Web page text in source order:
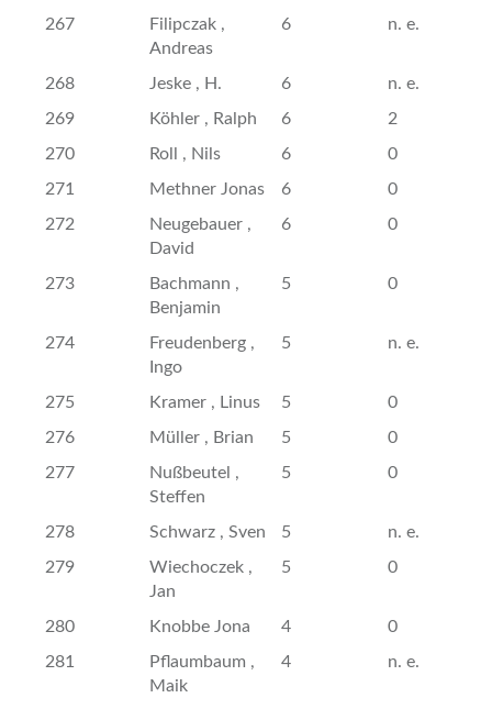
267
Filipczak ,
Andreas
6 n. e.
268 Jeske , H. 6
n. e.
269
Köhler , Ralph 6
2
270
Roll , Nils 6
0
271
Methner Jonas 6
0
272
Neugebauer ,
David
6 0
273
Bachmann ,
Benjamin
5 0
274
Freudenberg ,
Ingo
5 n. e.
275 Kramer , Linus 5
0
276
Müller , Brian 5
0
277
Nußbeutel ,
Steffen
5 0
278 Schwarz , Sven 5
n. e.
279
Wiechoczek ,
Jan
5 0
280 Knobbe Jona 4
0
281
Pflaumbaum ,
Maik
4 n. e.